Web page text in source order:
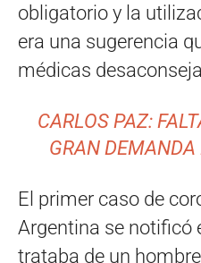
obligatorio y la
era una sugerencia
médicas
CARLOS PAZ:
GRAN
El primer caso de
Argentina se notificó
trataba de un